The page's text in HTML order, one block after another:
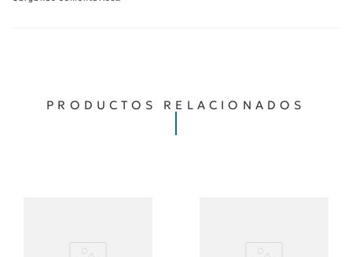
PRODUCTOS RELACIONADOS